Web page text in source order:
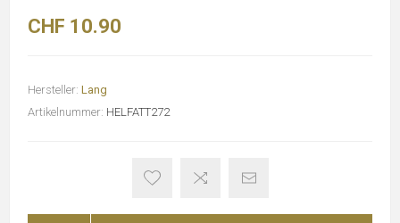
CHF 10.90
Hersteller: Lang
Artikelnummer: HELFATT272